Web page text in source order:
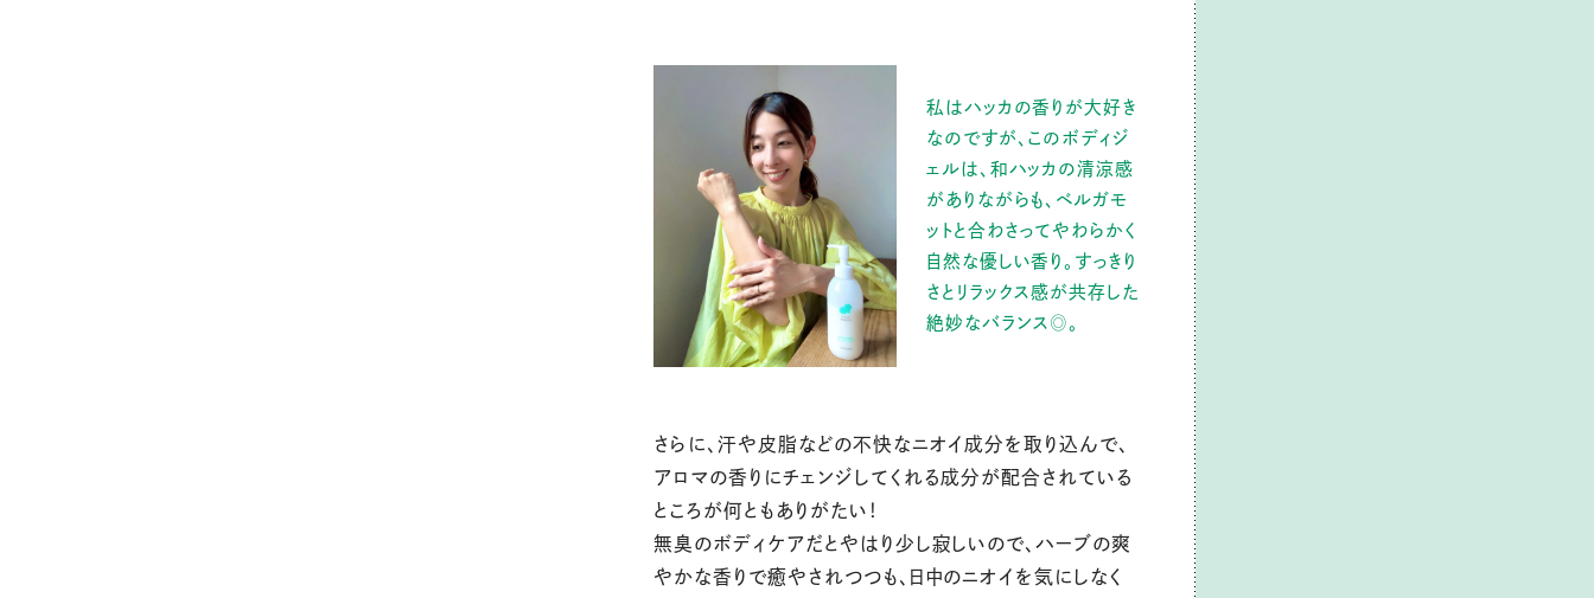
私はハッカの香りが大好き
なのですが、このボディジ
ェルは、和ハッカの清涼感
がありながらも、ベルガモ
ットと合わさってやわらかく
自然な優しい香り。すっきり
さとリラックス感が共存した
絶妙なバランス◎。
さらに、汗や皮脂などの不快なニオイ成分を取り込んで、
アロマの香りにチェンジしてくれる成分が配合されている
ところが何ともありがたい！
無臭のボディケアだとやはり少し寂しいので、ハーブの爽
やかな香りで癒やされつつも、日中のニオイを気にしなく